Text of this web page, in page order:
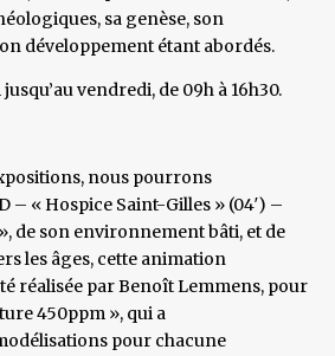
sa genèse, son
développement étant abordés.
vendredi, de 09h à 16h30.
nous pourrons
– « Hospice Saint-Gilles » (04′) –
de son environnement bâti, et de
les âges, cette animation
réalisée par Benoît Lemmens, pour
450ppm », qui a
pour chacune